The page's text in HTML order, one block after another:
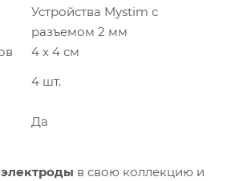
Устройства Mystim с
разъемом 2 мм
4 x 4 см
4 шт.
Да
в свою коллекцию и